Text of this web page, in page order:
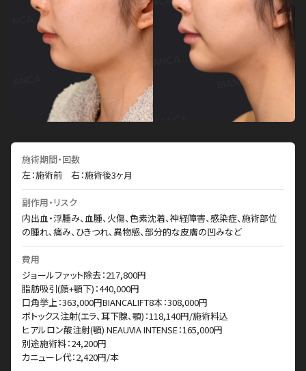
施術期間・回数
左：施術前 右：施術後3ヶ月
副作用・リスク
内出血・浮腫み、血腫、火傷、色素沈着、神経障害、感染症、施術部位
の腫れ、痛み、ひきつれ、異物感、部分的な皮膚の凹みなど
費用
ジョールファット除去：217,800円
脂肪吸引(顔+顎下)：440,000円
口角挙上：363,000円BIANCALIFT8本：308,000円
ボトックス注射(エラ、耳下腺、顎)：118,140円/施術料込
ヒアルロン酸注射(顎) NEAUVIA INTENSE：165,000円
別途施術料：24,200円
カニューレ代：2,420円/本